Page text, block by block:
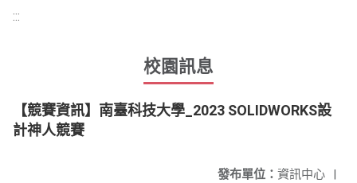
:::
校園訊息
【競賽資訊】南臺科技大學_2023 SOLIDWORKS設
計神人競賽
發布單位： 資訊中心 |